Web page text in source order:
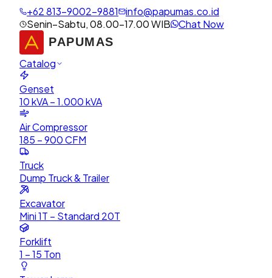
+62 813-9002-9881
info@papumas.co.id
Senin–Sabtu, 08.00–17.00 WIB
Chat Now
Catalog
Genset
10 kVA – 1.000 kVA
Air Compressor
185 – 900 CFM
Truck
Dump Truck & Trailer
Excavator
Mini 1T – Standard 20T
Forklift
1 – 15 Ton